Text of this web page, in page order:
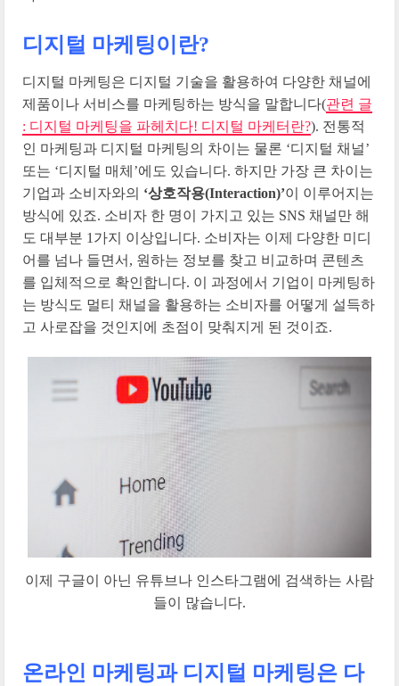
디지털 마케팅이란?
디지털 마케팅은 디지털 기술을 활용하여 다양한 채널에
제품이나 서비스를 마케팅하는 방식을 말합니다(관련 글
: 디지털 마케팅을 파헤치다! 디지털 마케터란?). 전통적
인 마케팅과 디지털 마케팅의 차이는 물론 ‘디지털 채널’
또는 ‘디지털 매체’에도 있습니다. 하지만 가장 큰 차이는
기업과 소비자와의 ‘상호작용(Interaction)’이 이루어지는
방식에 있죠. 소비자 한 명이 가지고 있는 SNS 채널만 해
도 대부분 1가지 이상입니다. 소비자는 이제 다양한 미디
어를 넘나 들면서, 원하는 정보를 찾고 비교하며 콘텐츠
를 입체적으로 확인합니다. 이 과정에서 기업이 마케팅하
는 방식도 멀티 채널을 활용하는 소비자를 어떻게 설득하
고 사로잡을 것인지에 초점이 맞춰지게 된 것이죠.
이제 구글이 아닌 유튜브나 인스타그램에 검색하는 사람
들이 많습니다.
온라인 마케팅과 디지털 마케팅은 다